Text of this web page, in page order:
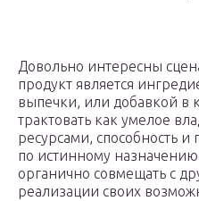
Довольно интересны
продукт является
выпечки, или добавкой в
трактовать как умелое
ресурсами, способность и
по истинному
органично совмещать с
реализации своих